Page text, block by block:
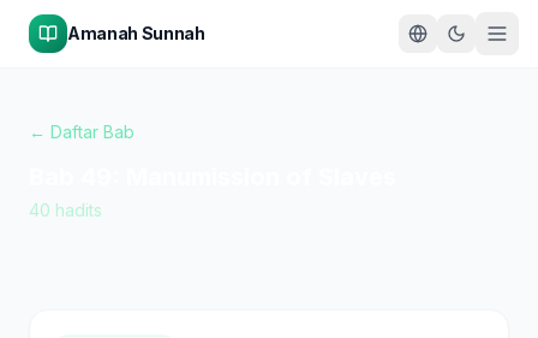
Amanah Sunnah
← Daftar Bab
40 hadits